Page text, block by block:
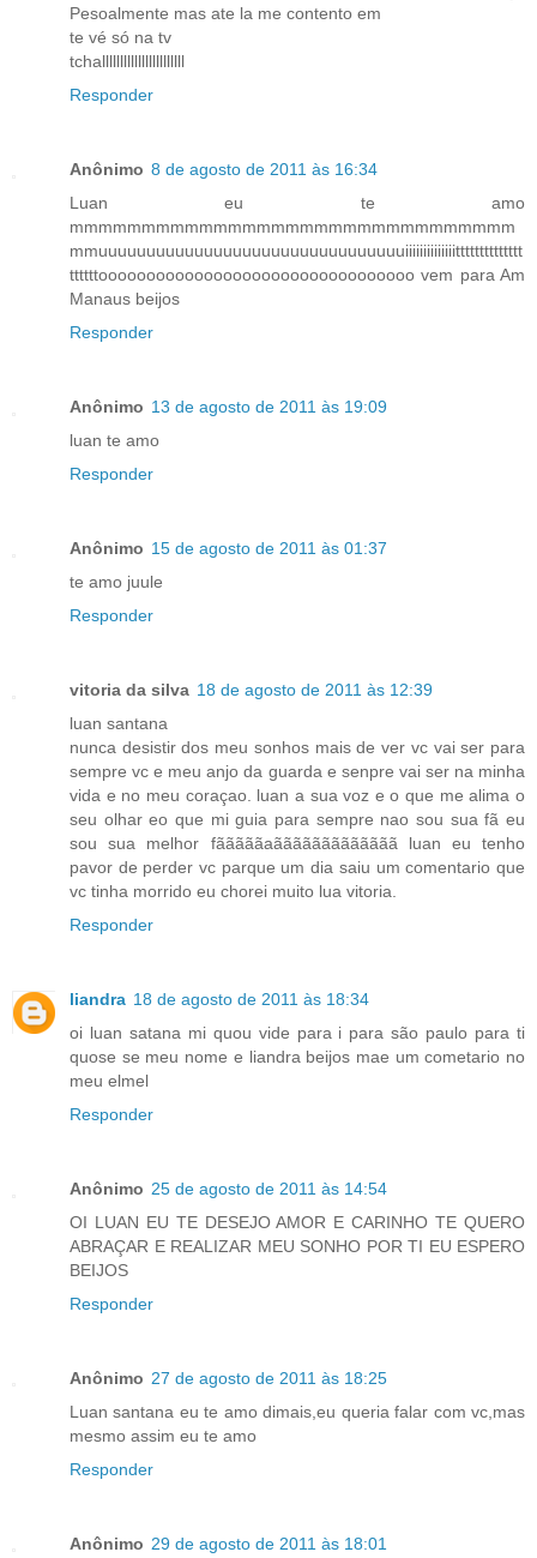
Pesoalmente mas ate la me contento em
te vé só na tv
tchalllllllllllllllllllllll
Responder
Anônimo 8 de agosto de 2011 às 16:34
Luan eu te amo
mmmmmmmmmmmmmmmmmmmmmmmmmmmmmmm
mmuuuuuuuuuuuuuuuuuuuuuuuuuuuuuuuuiiiiiiiiiiiiiitttttttttttttt
ttttttooooooooooooooooooooooooooooooooo vem para Am
Manaus beijos
Responder
Anônimo 13 de agosto de 2011 às 19:09
luan te amo
Responder
Anônimo 15 de agosto de 2011 às 01:37
te amo juule
Responder
vitoria da silva 18 de agosto de 2011 às 12:39
luan santana
nunca desistir dos meu sonhos mais de ver vc vai ser para
sempre vc e meu anjo da guarda e senpre vai ser na minha
vida e no meu coraçao. luan a sua voz e o que me alima o
seu olhar eo que mi guia para sempre nao sou sua fã eu
sou sua melhor fãããããaããããããããããããã luan eu tenho
pavor de perder vc parque um dia saiu um comentario que
vc tinha morrido eu chorei muito lua vitoria.
Responder
liandra 18 de agosto de 2011 às 18:34
oi luan satana mi quou vide para i para são paulo para ti
quose se meu nome e liandra beijos mae um cometario no
meu elmel
Responder
Anônimo 25 de agosto de 2011 às 14:54
OI LUAN EU TE DESEJO AMOR E CARINHO TE QUERO
ABRAÇAR E REALIZAR MEU SONHO POR TI EU ESPERO
BEIJOS
Responder
Anônimo 27 de agosto de 2011 às 18:25
Luan santana eu te amo dimais,eu queria falar com vc,mas
mesmo assim eu te amo
Responder
Anônimo 29 de agosto de 2011 às 18:01